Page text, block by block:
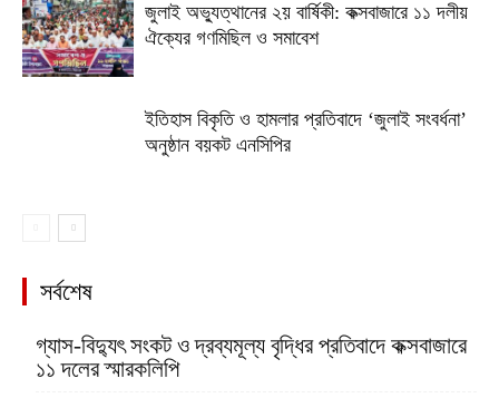
জুলাই অভ্যুত্থানের ২য় বার্ষিকী: কক্সবাজারে ১১ দলীয়
ঐক্যের গণমিছিল ও সমাবেশ
ইতিহাস বিকৃতি ও হামলার প্রতিবাদে ‘জুলাই সংবর্ধনা’
অনুষ্ঠান বয়কট এনসিপির
সর্বশেষ
গ্যাস-বিদ্যুৎ সংকট ও দ্রব্যমূল্য বৃদ্ধির প্রতিবাদে কক্সবাজারে
১১ দলের স্মারকলিপি